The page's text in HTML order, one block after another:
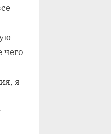
чего
я